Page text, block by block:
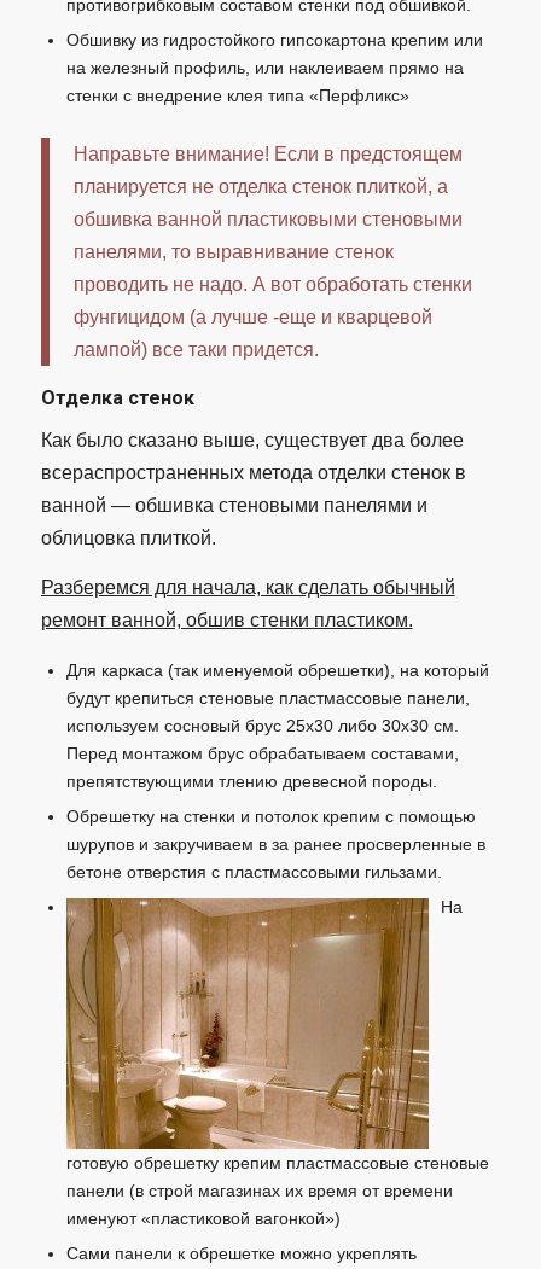
противогрибковым составом стенки под обшивкой.
Обшивку из гидростойкого гипсокартона крепим или
на железный профиль, или наклеиваем прямо на
стенки с внедрение клея типа «Перфликс»
Направьте внимание! Если в предстоящем
планируется не отделка стенок плиткой, а
обшивка ванной пластиковыми стеновыми
панелями, то выравнивание стенок
проводить не надо. А вот обработать стенки
фунгицидом (а лучше -еще и кварцевой
лампой) все таки придется.
Отделка стенок
Как было сказано выше, существует два более
всераспространенных метода отделки стенок в
ванной — обшивка стеновыми панелями и
облицовка плиткой.
Разберемся для начала, как сделать обычный
ремонт ванной, обшив стенки пластиком.
Для каркаса (так именуемой обрешетки), на который
будут крепиться стеновые пластмассовые панели,
используем сосновый брус 25х30 либо 30х30 см.
Перед монтажом брус обрабатываем составами,
препятствующими тлению древесной породы.
Обрешетку на стенки и потолок крепим с помощью
шурупов и закручиваем в за ранее просверленные в
бетоне отверстия с пластмассовыми гильзами.
На
готовую обрешетку крепим пластмассовые стеновые
панели (в строй магазинах их время от времени
именуют «пластиковой вагонкой»)
Сами панели к обрешетке можно укреплять